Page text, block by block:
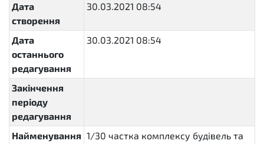
Дата
створення
30.03.2021 08:54
Дата
останнього
редагування
30.03.2021 08:54
Закінчення
періоду
редагування
Найменування 1/30 частка комплексу будівель та